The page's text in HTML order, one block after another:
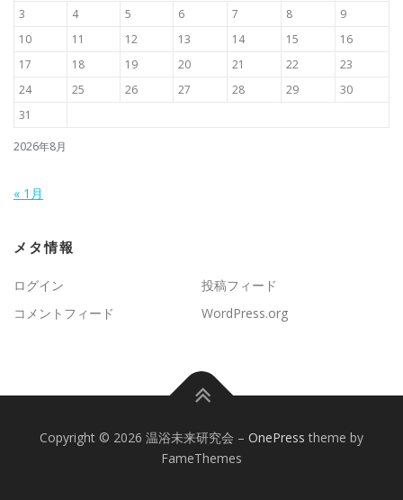
2026年8月
3
4 5 6 7 8
9
10
11 12 13 14 15
16
17
18 19 20 21 22
23
24
25 26 27 28 29
30
31
« 1月
メタ情報
ログイン
投稿フィード
コメントフィード
WordPress.org
Copyright © 2026 温浴未来研究会 – OnePress theme by
FameThemes